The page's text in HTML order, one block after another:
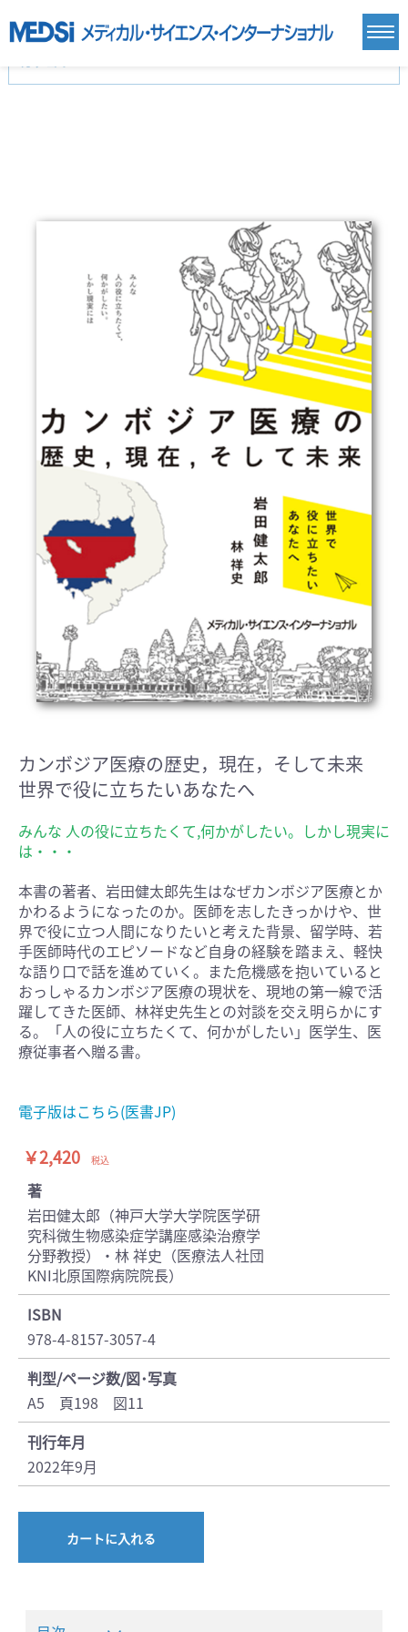
基礎医学(93)
基礎医学関連科学(80)
自然科学(25)
歯科学(3)
保健・体育(1)
衛生・公衆衛生学(14)
医学一般(91) マルチメディア(0)
カンボジア医療の歴史，現在，そして未来
世界で役に立ちたいあなたへ
みんな 人の役に立ちたくて,何かがしたい。しかし現実に
は・・・
本書の著者、岩田健太郎先生はなぜカンボジア医療とか
かわるようになったのか。医師を志したきっかけや、世
界で役に立つ人間になりたいと考えた背景、留学時、若
手医師時代のエピソードなど自身の経験を踏まえ、軽快
な語り口で話を進めていく。また危機感を抱いていると
おっしゃるカンボジア医療の現状を、現地の第一線で活
躍してきた医師、林祥史先生との対談を交え明らかにす
る。「人の役に立ちたくて、何かがしたい」医学生、医
療従事者へ贈る書。
電子版はこちら(医書JP)
￥2,420 税込
著
岩田健太郎（神戸大学大学院医学研
究科微生物感染症学講座感染治療学
分野教授）・林 祥史（医療法人社団
KNI北原国際病院院長）
ISBN
978-4-8157-3057-4
判型/ページ数/図･写真
A5 頁198 図11
刊行年月
2022年9月
カートに入れる